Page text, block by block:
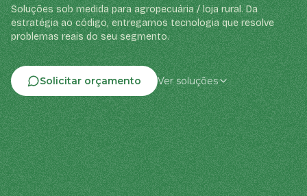
Soluções sob medida para agropecuária / loja rural. Da
estratégia ao código, entregamos tecnologia que resolve
problemas reais do seu segmento.
Solicitar orçamento Ver soluções